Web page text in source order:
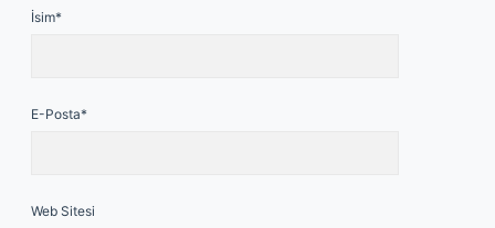
İsim*
E-Posta*
Web Sitesi